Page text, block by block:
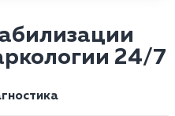
24/7